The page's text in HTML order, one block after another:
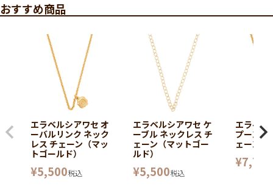
おすすめ商品
エラベルシアワセ オ
ーバルリンク ネック
レス チェーン（マッ
トゴールド）
¥5,500税込
エラベルシアワセ ケ
ーブル ネックレス チ
ェーン（マットゴー
ルド）
¥5,500税込
エラベル
プーンネ
ェーン
¥7,700